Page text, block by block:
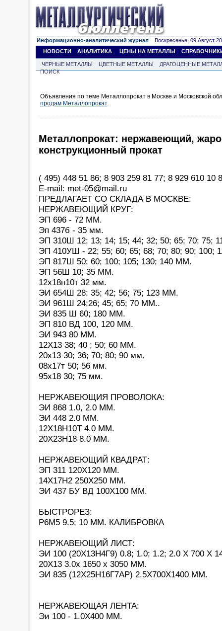
Информационно-аналитический журнал Воскресенье, 09 Август
НОВОСТИ
АНАЛИТИКА ЦЕНЫ НА МЕТАЛЛЫ
ЧЕРНЫЕ МЕТАЛЛЫ ЦВЕТНЫЕ МЕТАЛЛЫ
ДРАГОЦЕННЫЕ
ПОИСК
Объявления по теме Металлопрокат в Москве и Московской
продам Металлопрокат.
Металлопрокат: нержавеющий,
конструкционный прокат
( 495) 448 51 86; 8 903 259 81 77; 8 929 610 10
Е-mail: met-05@mail.ru
ПРЕДЛАГАЕТ СО СКЛАДА В МОСКВЕ:
НЕРЖАВЕЮЩИЙ КРУГ:
ЭП 696 - 72 ММ.
Эп 437б - 35 мм.
ЭП 310Ш 12; 13; 14; 15; 44; 32; 50; 65; 70; 75;
ЭП 410УШ - 22; 55; 60; 65; 68; 70; 80; 90; 100;
ЭП 817Ш 50; 60; 100; 105; 130; 140 ММ.
ЭП 56Ш 10; 35 ММ.
12х18н10т 32 мм.
ЭИ 654Ш 28; 35; 42; 56; 75; 123 ММ.
ЭИ 961Ш 24;26; 45; 65; 70 ММ..
ЭИ 835 Ш 60; 180 ММ.
ЭП 810 ВД 100, 120 ММ.
ЭИ 943 80 ММ.
12Х13 38; 40 ; 50; 60 ММ.
20х13 30; 36; 70; 80; 90 мм.
08х17т 50; 56 мм.
95х18 30; 75 мм.
НЕРЖАВЕЮЩИЯ ПРОВОЛОКА:
ЭИ 868 1.0, 2.0 ММ.
ЭИ 448 2.0 ММ.
12Х18Н10Т 4.0 ММ.
20Х23Н18 8.0 ММ.
НЕРЖАВЕЮЩИЙ КВАДРАТ:
ЭП 311 120Х120 ММ.
14Х17Н2 250Х250 ММ.
ЭИ 437 БУ ВД 100Х100 ММ.
БЫСТРОРЕЗ:
Р6М5 9.5; 10 ММ. КАЛИБРОВКА
НЕРЖАВЕЮЩИЙ ЛИСТ:
ЭИ 100 (20Х13Н4Г9) 0.8; 1.0; 1.2; 2.0 Х 700 Х
20Х13 3.0х 1650 х 3050 ММ.
ЭИ 835 (12Х25Н16Г7АР) 2.5Х700Х1400 ММ.
НЕРЖАВЕЮЩАЯ ЛЕНТА:
Эи 100 - 1.0Х400 ММ.